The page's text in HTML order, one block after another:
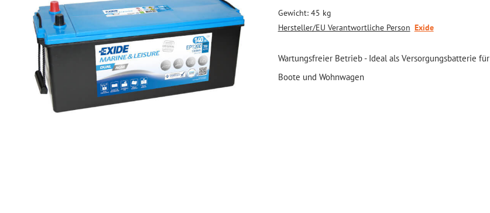
Gewicht: 45 kg
Hersteller/EU Verantwortliche Person Exide
Wartungsfreier Betrieb - Ideal als Versorgungsbatterie für
Boote und Wohnwagen